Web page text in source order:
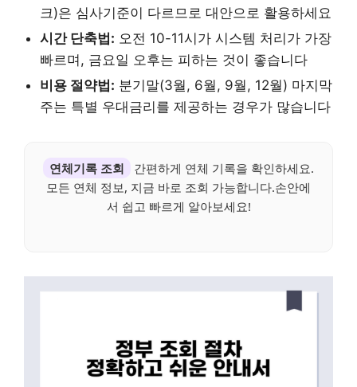
크)은 심사기준이 다르므로 대안으로 활용하세요
시간 단축법: 오전 10-11시가 시스템 처리가 가장
빠르며, 금요일 오후는 피하는 것이 좋습니다
비용 절약법: 분기말(3월, 6월, 9월, 12월) 마지막
주는 특별 우대금리를 제공하는 경우가 많습니다
연체기록 조회
간편하게 연체 기록을 확인하세요.
모든 연체 정보, 지금 바로 조회 가능합니다.손안에
서 쉽고 빠르게 알아보세요!